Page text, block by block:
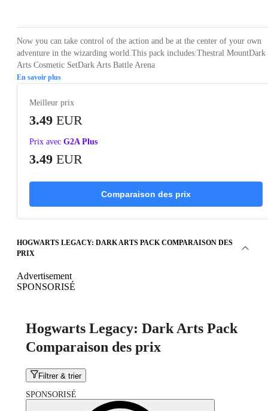
Now you can take control of the action and be at the center of your own
adventure in the wizarding world.This pack includes:Thestral MountDark
Arts Cosmetic SetDark Arts Battle Arena
En savoir plus
Meilleur prix
3.49 EUR
Prix avec G2A Plus
3.49 EUR
Comparaison des prix
HOGWARTS LEGACY: DARK ARTS PACK COMPARAISON DES
PRIX
Advertisement
SPONSORISÉ
Hogwarts Legacy: Dark Arts Pack
Comparaison des prix
Filtrer & trier
SPONSORISÉ